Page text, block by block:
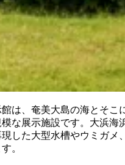
は、奄美大島の海とそこ
な展示施設です。大浜海
した大型水槽やウミガメ
。